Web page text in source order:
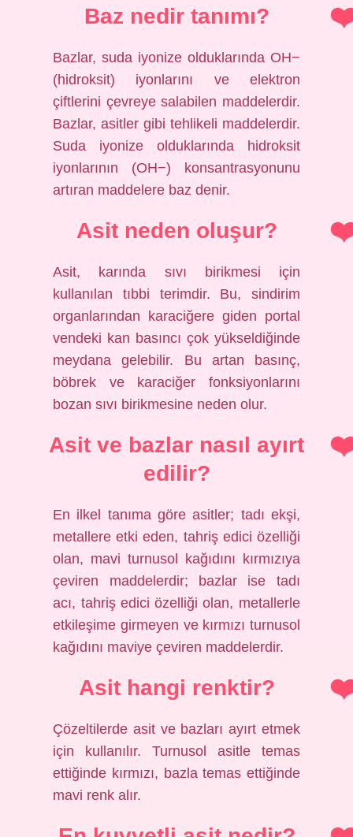
Baz nedir tanımı?
Bazlar, suda iyonize olduklarında OH−
(hidroksit) iyonlarını ve elektron
çiftlerini çevreye salabilen maddelerdir.
Bazlar, asitler gibi tehlikeli maddelerdir.
Suda iyonize olduklarında hidroksit
iyonlarının (OH−) konsantrasyonunu
artıran maddelere baz denir.
Asit neden oluşur?
Asit, karında sıvı birikmesi için
kullanılan tıbbi terimdir. Bu, sindirim
organlarından karaciğere giden portal
vendeki kan basıncı çok yükseldiğinde
meydana gelebilir. Bu artan basınç,
böbrek ve karaciğer fonksiyonlarını
bozan sıvı birikmesine neden olur.
Asit ve bazlar nasıl ayırt
edilir?
En ilkel tanıma göre asitler; tadı ekşi,
metallere etki eden, tahriş edici özelliği
olan, mavi turnusol kağıdını kırmızıya
çeviren maddelerdir; bazlar ise tadı
acı, tahriş edici özelliği olan, metallerle
etkileşime girmeyen ve kırmızı turnusol
kağıdını maviye çeviren maddelerdir.
Asit hangi renktir?
Çözeltilerde asit ve bazları ayırt etmek
için kullanılır. Turnusol asitle temas
ettiğinde kırmızı, bazla temas ettiğinde
mavi renk alır.